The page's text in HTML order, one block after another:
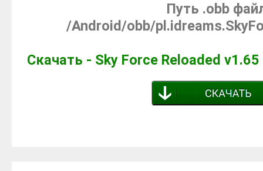
Путь .obb
/Android/obb/
Скачать - Sky Force Reloaded